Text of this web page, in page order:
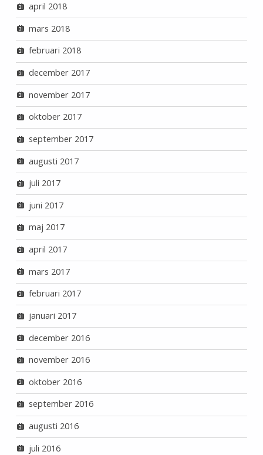
april 2018
mars 2018
februari 2018
december 2017
november 2017
oktober 2017
september 2017
augusti 2017
juli 2017
juni 2017
maj 2017
april 2017
mars 2017
februari 2017
januari 2017
december 2016
november 2016
oktober 2016
september 2016
augusti 2016
juli 2016